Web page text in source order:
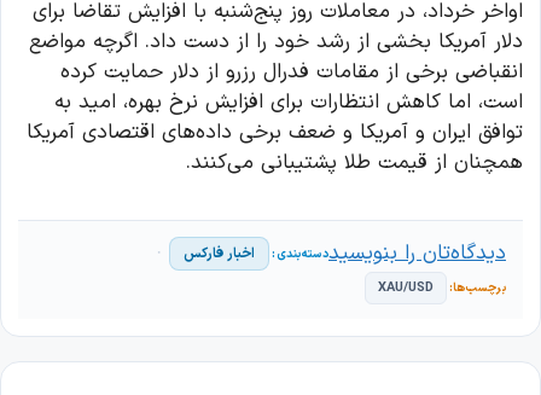
اواخر خرداد، در معاملات روز پنج‌شنبه با افزایش تقاضا برای
دلار آمریکا بخشی از رشد خود را از دست داد. اگرچه مواضع
انقباضی برخی از مقامات فدرال رزرو از دلار حمایت کرده
است، اما کاهش انتظارات برای افزایش نرخ بهره، امید به
توافق ایران و آمریکا و ضعف برخی داده‌های اقتصادی آمریکا
همچنان از قیمت طلا پشتیبانی می‌کنند.
اخبار فارکس
XAU/USD
دیدگاه‌تان را بنویسید